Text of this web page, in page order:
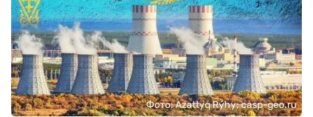
Фото: Azattyq Rýhy; casp-geo.ru